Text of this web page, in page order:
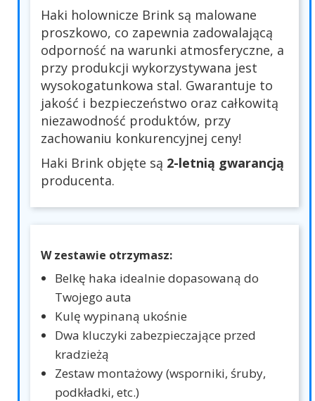
Haki holownicze Brink są malowane
proszkowo, co zapewnia zadowalającą
odporność na warunki atmosferyczne, a
przy produkcji wykorzystywana jest
wysokogatunkowa stal. Gwarantuje to
jakość i bezpieczeństwo oraz całkowitą
niezawodność produktów, przy
zachowaniu konkurencyjnej ceny!
Haki Brink objęte są 2-letnią gwarancją
producenta.
W zestawie otrzymasz:
Belkę haka idealnie dopasowaną do
Twojego auta
Kulę wypinaną ukośnie
Dwa kluczyki zabezpieczające przed
kradzieżą
Zestaw montażowy (wsporniki, śruby,
podkładki, etc.)